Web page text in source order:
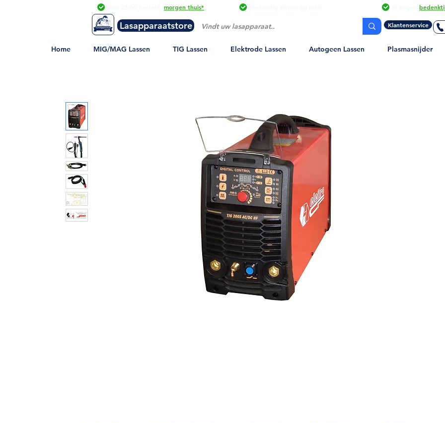
morgen thuis*
Lasapparaat
store Lasapparaatstore Klantenservice
Home MIG/MAG Lassen TIG Lassen Elektrode Lassen Autogeen Lassen Plasmasnijder